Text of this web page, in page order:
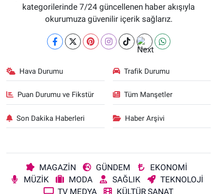
kategorilerinde 7/24 güncellenen haber akışıyla
okurumuza güvenilir içerik sağlarız.
Hava Durumu Trafik Durumu
Puan Durumu ve Fikstür Tüm Manşetler
Son Dakika Haberleri Haber Arşivi
MAGAZİN GÜNDEM
EKONOMİ
MÜZİK
MODA SAĞLIK
TEKNOLOJİ
TV MEDYA
KÜLTÜR SANAT